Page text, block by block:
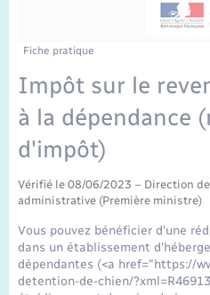
Etat-civil - Papiers -
Mariage – PACS
Parrainage civil
Recensement
Logement - Urbanisme
Loisirs
Nouvel habitant
Numérique
Transports scolaires
Travaux - Autorisation
Compétences
Plan interactif
Présentation de la
Publications
La Communauté de
Fiche pratique
Impôt sur le
à la dépendance
d'impôt)
Vérifié le 08/06/2023 – Direction
administrative (Première ministre)
Vous pouvez bénéficier d'une
dans un établissement
dépendantes (<a href="https://
detention-de-chien/